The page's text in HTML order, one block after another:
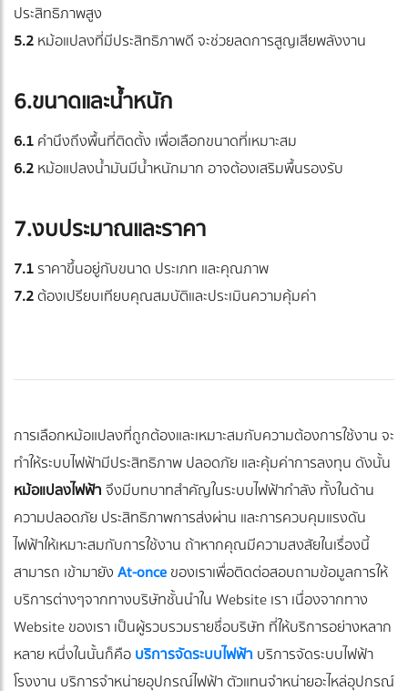
ประสิทธิภาพสูง
5.2หม้อแปลงที่มีประสิทธิภาพดี จะช่วยลดการสูญเสียพลังงาน
6.ขนาดและน้ำหนัก
6.1คำนึงถึงพื้นที่ติดตั้ง เพื่อเลือกขนาดที่เหมาะสม
6.2หม้อแปลงน้ำมันมีน้ำหนักมาก อาจต้องเสริมพื้นรองรับ
7.งบประมาณและราคา
7.1ราคาขึ้นอยู่กับขนาด ประเภท และคุณภาพ
7.2ต้องเปรียบเทียบคุณสมบัติและประเมินความคุ้มค่า
การเลือกหม้อแปลงที่ถูกต้องและเหมาะสมกับความต้องการใช้งาน จะ
ทำให้ระบบไฟฟ้ามีประสิทธิภาพ ปลอดภัย และคุ้มค่าการลงทุน ดังนั้น
หม้อแปลงไฟฟ้าจึงมีบทบาทสำคัญในระบบไฟฟ้ากำลัง ทั้งในด้าน
ความปลอดภัย ประสิทธิภาพการส่งผ่าน และการควบคุมแรงดัน
ไฟฟ้าให้เหมาะสมกับการใช้งาน ถ้าหากคุณมีความสงสัยในเรื่องนี้
สามารถ เข้ามายังAt-onceของเราเพื่อติดต่อสอบถามข้อมูลการให้
บริการต่างๆจากทางบริษัทชั้นนำใน Website เรา เนื่องจากทาง
Website ของเรา เป็นผู้รวบรวมรายชื่อบริษัท ที่ให้บริการอย่างหลาก
หลาย หนึ่งในนั้นก็คือบริการจัดระบบไฟฟ้า บริการจัดระบบไฟฟ้า
โรงงาน บริการจำหน่ายอุปกรณ์ไฟฟ้า ตัวแทนจำหน่ายอะไหล่อุปกรณ์